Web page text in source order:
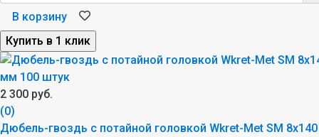
В корзину
2 300 руб.
(0)
Дюбель-гвоздь с потайной головкой Wkret-Met SM 8x140